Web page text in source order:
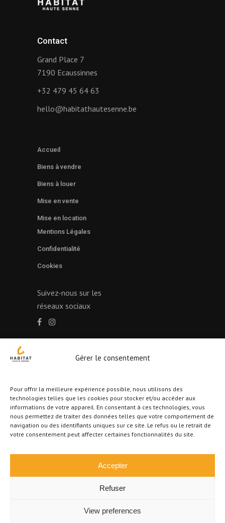
Gérer le consentement
Pour offrir la meilleure expérience possible, nous utilisons des
technologies telles que les cookies pour stocker et/ou accéder aux
informations de votre appareil. En consentant à ces technologies, vous
nous permettez de traiter des données telles que votre comportement de
navigation ou des identifiants uniques sur ce site. Le refus ou le retrait de
votre consentement peut affecter certaines fonctionnalités du site.
Accepter
Refuser
View preferences
Contact
Grand Place 7
7190 Ecaussinnes
+32 479 45 64 63
hello@habitathautesenne.be
Accueil
Biens à vendre
Biens à louer
Mise en vente
Mise en location
Mentions Légales
Confidentialité
Cookies
Suivez-nous sur les
réseaux sociaux
Autorité de surveillance : Institut professionnel de
Bruxelles
Agent immobilier intermédiaire agréé IPI, N°
511.997 octroyé en Belgique – WWW.IPI.BE
Selon l’arrêté royal du 27 septembre 2006
portant sur l’approbation du code de déontologie
RC professionnelle et cautionnement via AXA
Belgium SA – police n° 730.390.160
Habitat Haute Senne © Tous droits réservés